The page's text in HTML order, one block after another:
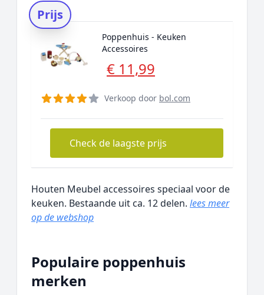
Prijs
Poppenhuis - Keuken
Accessoires
€ 11,99
Verkoop door bol.com
Check de laagste prijs
Houten Meubel accessoires speciaal voor de
keuken. Bestaande uit ca. 12 delen. lees meer
op de webshop
Populaire poppenhuis
merken